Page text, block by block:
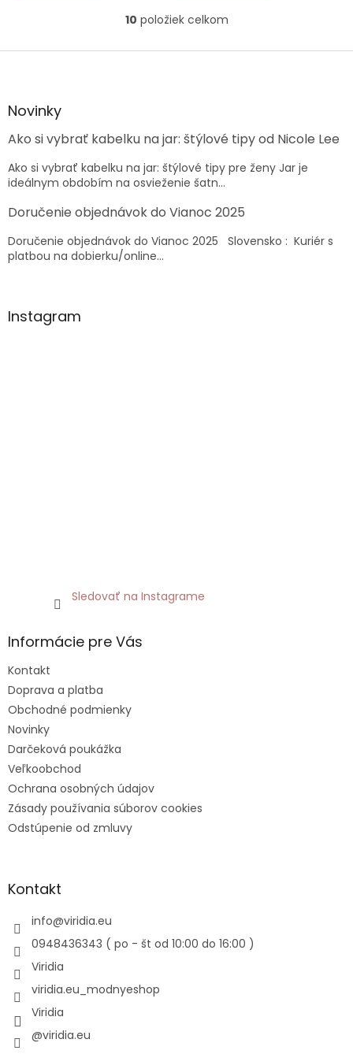
O
l
e
p
r
v
k
y
v
ý
10 položiek celkom
Z
äNovinky
Ako si vybrať kabelku na jar: štýlové tipy od Nicole Lee
Ako si vybrať kabelku na jar: štýlové tipy pre ženy Jar je
ideálnym obdobím na osvieženie šatn...
Doručenie objednávok do Vianoc 2025
Doručenie objednávok do Vianoc 2025 Slovensko : Kuriér s
platbou na dobierku/online...
Instagram
Sledovať na Instagrame
Informácie pre Vás
Kontakt
Doprava a platba
Obchodné podmienky
Novinky
Darčeková poukážka
Veľkoobchod
Ochrana osobných údajov
Zásady používania súborov cookies
Odstúpenie od zmluvy
Kontakt
info@viridia.eu
0948436343 ( po - št od 10:00 do 16:00 )
Viridia
viridia.eu_modnyeshop
Viridia
@viridia.eu